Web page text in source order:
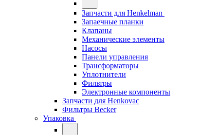
Запчасти для Henkelman
Запаечные планки
Клапаны
Механические элементы
Насосы
Панели управления
Трансформаторы
Уплотнители
Фильтры
Электронные компоненты
Запчасти для Henkovac
Фильтры Becker
Упаковка